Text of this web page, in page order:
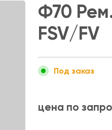
Ф70
FSV/FV
Под заказ
цена по